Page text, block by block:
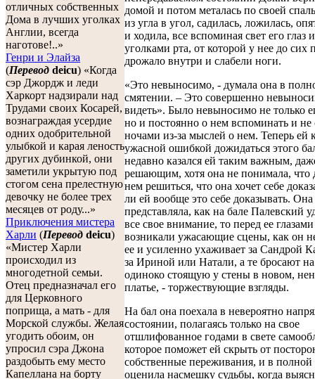
отличных собственных
Дома в лучших уголках
Англии, всегда
наготове!..»
Генри и Элайза
(Перевод deicu) «Когда
сэр Джордж и леди
Харкорт надзирали над
Трудами своих Косарей,
вознаграждая усердие
одних одобрительной
улыбкой и карая леность
других дубинкой, они
заметили укрытую под
стогом сена прелестную
девочку не более трех
месяцев от роду...»
Приключения мистера
Харли (Перевод deicu)
«Мистер Харли
происходил из
многодетной семьи.
Отец предназначал его
для Церковного
поприща, а мать - для
Морской службы. Желая
угодить обоим, он
упросил сэра Джона
раздобыть ему место
Капеллана на борту
домой и потом металась по своей
из угла в угол, садилась, ложилась,
и ходила, все вспоминая свет его глаз
уголками рта, от которой у нее до сих
дрожало внутри и слабели ноги.
«Это невыносимо, - думала она в
смятении. – Это совершенно
видеть». Было невыносимо не только
но и постоянно о нем вспоминать и не
ночами из-за мыслей о нем. Теперь ей
ужасной ошибкой дожидаться этого
недавно казался ей таким важным,
решающим, хотя она не понимала, что
нем решиться, что она хочет себе
ли ей вообще это себе доказывать. Она
представляла, как на бале Палевский
все свое внимание, то перед ее
возникали ужасающие сцены, как он
ее и усиленно ухаживает за Сандрой
за Ириной или Натали, а те бросают
одиноко стоящую у стены в новом,
платье, - торжествующие взгляды.
На бал она поехала в невероятно
состоянии, полагаясь только на свое
отшлифованное годами в свете
которое поможет ей скрыть от
собственные переживания, и в полной
оценила насмешку судьбы, когда